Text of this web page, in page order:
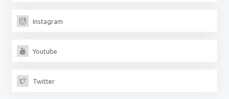
Instagram
Youtube
Twitter